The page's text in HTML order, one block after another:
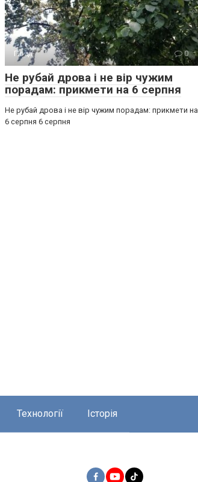
Події 0
Не рубай дрова і не вір чужим
порадам: прикмети на 6 серпня
Не рубай дрова і не вір чужим порадам: прикмети на
6 серпня 6 серпня
Технології Історія